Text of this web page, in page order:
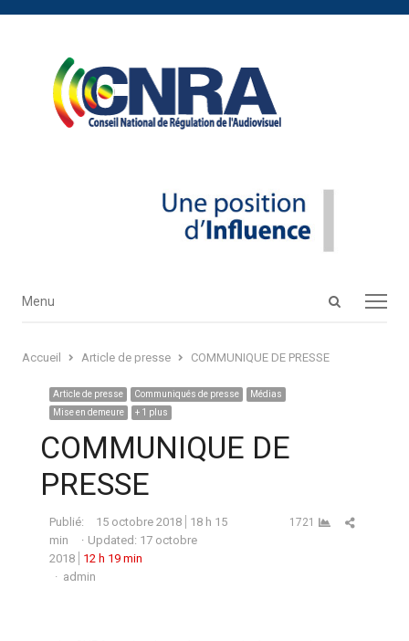
Open
Menu
Menu
Accueil Article de presse COMMUNIQUE DE PRESSE
Article de presse Communiqués de presse
Médias
Mise en demeure
+ 1 plus
COMMUNIQUE DE
PRESSE
Publié: 15 octobre 2018
18 h 15
min
Updated: 17 octobre
2018
12 h 19 min
Auteur
admin
1721 Partager